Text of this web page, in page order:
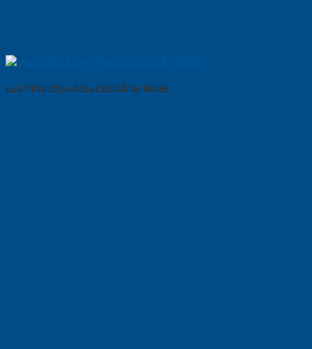
Lưu Ý Khi Chọn Mua Cửa Gỗ Tự Nhiên